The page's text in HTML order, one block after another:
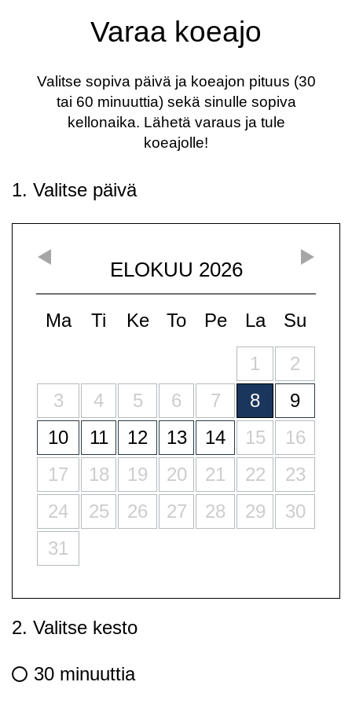
Varaa koeajo
Valitse sopiva päivä ja koeajon pituus (30
tai 60 minuuttia) sekä sinulle sopiva
kellonaika. Lähetä varaus ja tule
koeajolle!
1. Valitse päivä
ELOKUU 2026
Ma Ti Ke To Pe La Su
1
2
3
4 5 6 7 8
9
10
11 12 13 14 15
16
17
18 19 20 21 22
23
24
25 26 27 28 29
30
31
2. Valitse kesto
30 minuuttia